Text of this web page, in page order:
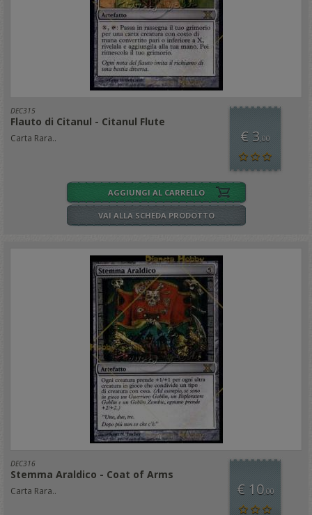
DEC315
Flauto di Citanul - Citanul Flute
Carta Rara.. € 3,00
AGGIUNGI AL CARRELLO
VAI ALLA SCHEDA PRODOTTO
DEC316
Stemma Araldico - Coat of Arms
Carta Rara.. € 10,00